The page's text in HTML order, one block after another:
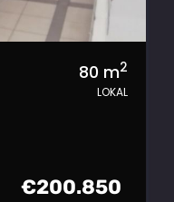
80 m2
LOKAL
€200.850